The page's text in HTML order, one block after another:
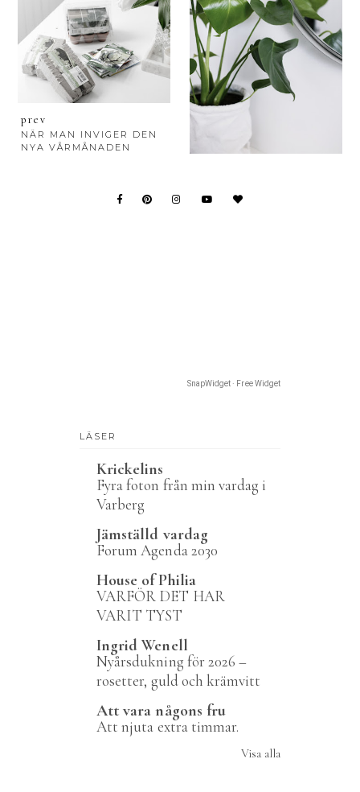
prev
NÄR MAN INVIGER DEN
NYA VÅRMÅNADEN
SnapWidget · Free Widget
LÄSER
Krickelins
Fyra foton från min vardag i
Varberg
Jämställd vardag
Forum Agenda 2030
House of Philia
VARFÖR DET HAR
VARIT TYST
Ingrid Wenell
Nyårsdukning för 2026 –
rosetter, guld och krämvitt
Att vara någons fru
Att njuta extra timmar.
Visa alla